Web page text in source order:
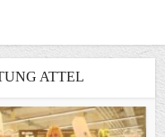
ATTEL